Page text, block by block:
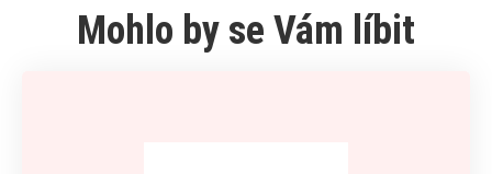
Mohlo by se Vám líbit